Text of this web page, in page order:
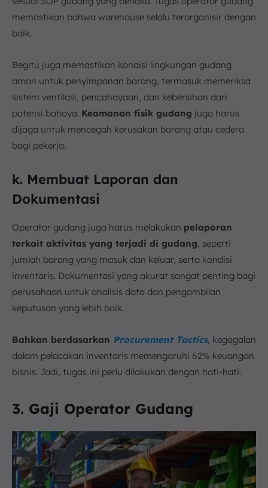
memastikan bahwa warehouse selalu terorganisir dengan
baik.
Begitu juga memastikan kondisi lingkungan gudang
aman untuk penyimpanan barang, termasuk memeriksa
sistem ventilasi, pencahayaan, dan kebersihan dari
potensi bahaya. Keamanan fisik gudang juga harus
dijaga untuk mencegah kerusakan barang atau cedera
bagi pekerja.
k. Membuat Laporan dan
Dokumentasi
Operator gudang juga harus melakukan pelaporan
terkait aktivitas yang terjadi di gudang, seperti
jumlah barang yang masuk dan keluar, serta kondisi
inventaris. Dokumentasi yang akurat sangat penting bagi
perusahaan untuk analisis data dan pengambilan
keputusan yang lebih baik.
Bahkan berdasarkan Procurement Tactics, kegagalan
dalam pelacakan inventaris memengaruhi 62% keuangan
bisnis. Jadi, tugas ini perlu dilakukan dengan hati-hati.
3. Gaji Operator Gudang